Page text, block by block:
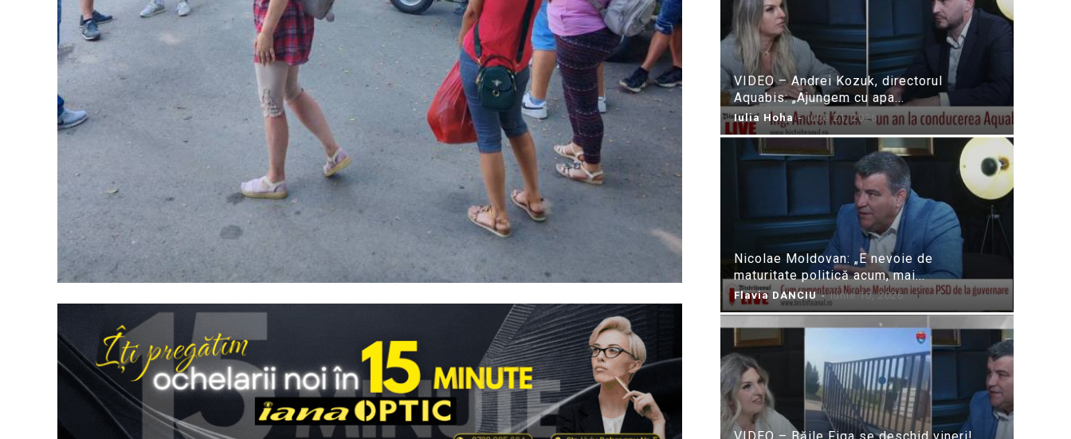
VIDEO – Andrei Kozuk, directorul
Aquabis: „Ajungem cu apa...
Iulia Hoha - iulie 21, 2026
Nicolae Moldovan: „E nevoie de
maturitate politică acum, mai...
Flavia DANCIU - iunie 10, 2026